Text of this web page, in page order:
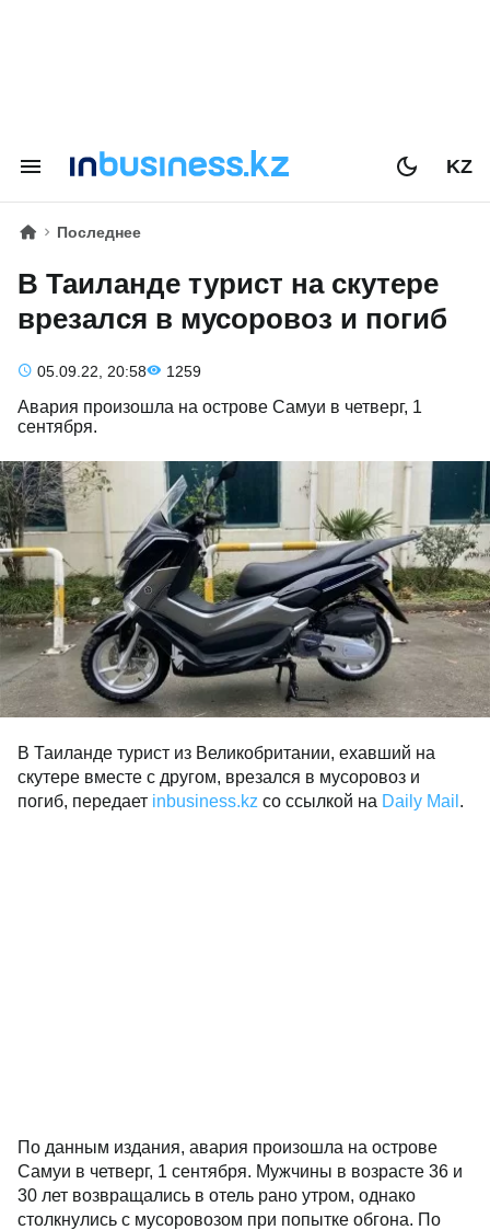
KZ
Последнее
В Таиланде турист на скутере
врезался в мусоровоз и погиб
05.09.22, 20:58 1259
Авария произошла на острове Самуи в четверг, 1
сентября.
В Таиланде турист из Великобритании, ехавший на
скутере вместе с другом, врезался в мусоровоз и
погиб, передает inbusiness.kz со ссылкой на Daily Mail .
По данным издания, авария произошла на острове
Самуи в четверг, 1 сентября. Мужчины в возрасте 36 и
30 лет возвращались в отель рано утром, однако
столкнулись с мусоровозом при попытке обгона. По